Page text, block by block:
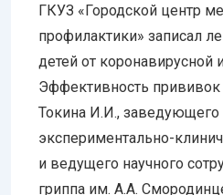
ГКУЗ «Городской центр
профилактики» записал
детей от коронавирусной
Эффективность прививок
Токина И.И.,
экспериментально-
и ведущего научного
гриппа им. А.А.